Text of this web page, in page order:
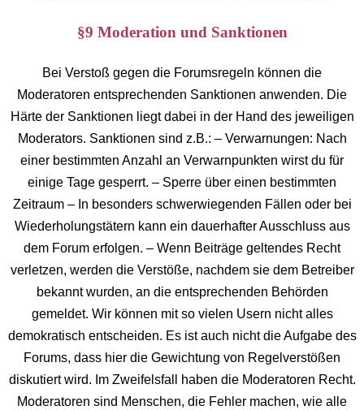
§9 Moderation und Sanktionen
Bei Verstoß gegen die Forumsregeln können die
Moderatoren entsprechenden Sanktionen anwenden. Die
Härte der Sanktionen liegt dabei in der Hand des jeweiligen
Moderators. Sanktionen sind z.B.: – Verwarnungen: Nach
einer bestimmten Anzahl an Verwarnpunkten wirst du für
einige Tage gesperrt. – Sperre über einen bestimmten
Zeitraum – In besonders schwerwiegenden Fällen oder bei
Wiederholungstätern kann ein dauerhafter Ausschluss aus
dem Forum erfolgen. – Wenn Beiträge geltendes Recht
verletzen, werden die Verstöße, nachdem sie dem Betreiber
bekannt wurden, an die entsprechenden Behörden
gemeldet. Wir können mit so vielen Usern nicht alles
demokratisch entscheiden. Es ist auch nicht die Aufgabe des
Forums, dass hier die Gewichtung von Regelverstößen
diskutiert wird. Im Zweifelsfall haben die Moderatoren Recht.
Moderatoren sind Menschen, die Fehler machen, wie alle